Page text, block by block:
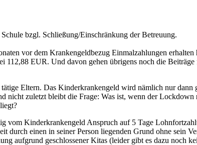
bzgl. Schließung/Einschränkung der Betreuung.
vor dem Krankengeldbezug Einmalzahlungen
112,88 EUR. Und davon gehen übrigens noch die
Eltern. Das Kinderkrankengeld wird nämlich nur dann
nicht zuletzt bleibt die Frage: Was ist, wenn der
vom Kinderkrankengeld Anspruch auf 5 Tage
einen in seiner Person liegenden Grund ohne sein
aufgrund geschlossener Kitas (leider gibt es dazu noch